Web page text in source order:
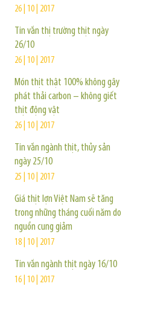
26 | 10 | 2017
Tin vắn thị trường thịt ngày
26/10
26 | 10 | 2017
Món thịt thật 100% không gây
phát thải carbon – không giết
thịt động vật
26 | 10 | 2017
Tin vắn ngành thịt, thủy sản
ngày 25/10
25 | 10 | 2017
Giá thịt lợn Việt Nam sẽ tăng
trong những tháng cuối năm do
nguồn cung giảm
18 | 10 | 2017
Tin vắn ngành thịt ngày 16/10
16 | 10 | 2017